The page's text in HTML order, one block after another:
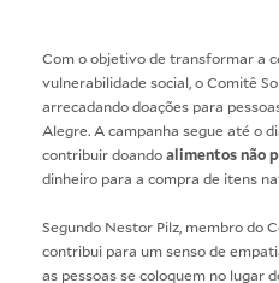
Com o objetivo de transformar a
vulnerabilidade social, o Comitê
arrecadando doações para
Alegre. A campanha segue até o
contribuir doandoalimentos não
dinheiro para a compra de itens
Segundo Nestor Pilz, membro do
contribui para um senso de
as pessoas se coloquem no lugar